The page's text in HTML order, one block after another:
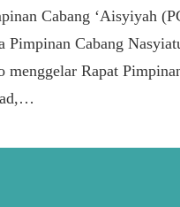
Cabang ‘Aisyiyah
Pimpinan Cabang
menggelar Rapat